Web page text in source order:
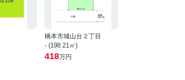
橋本市城山台２丁目
- (198.21㎡)
418万円